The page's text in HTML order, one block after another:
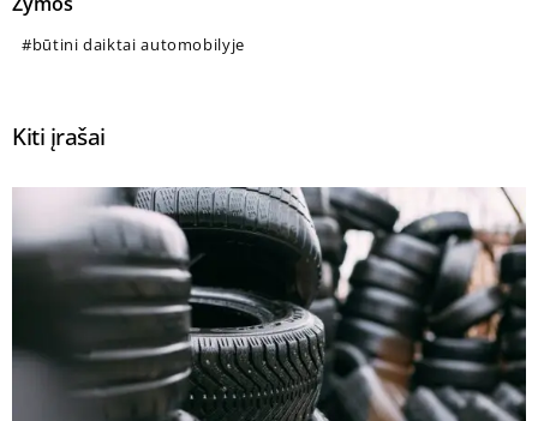
būtini daiktai automobilyje
Kiti įrašai